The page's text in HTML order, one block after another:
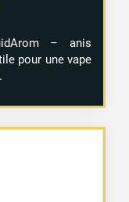
– anis
pour une vape